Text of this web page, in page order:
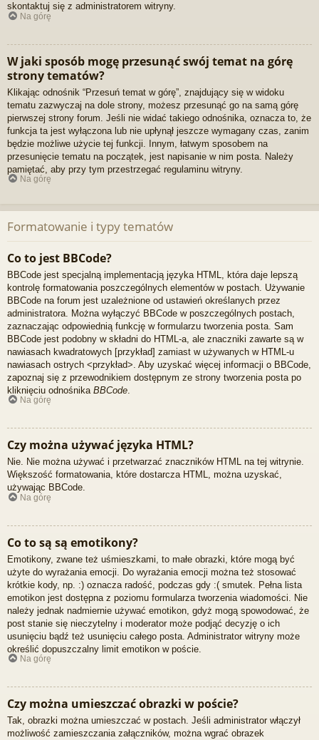
skontaktuj się z administratorem witryny.
Na górę
W jaki sposób mogę przesunąć swój temat na górę
strony tematów?
Klikając odnośnik “Przesuń temat w górę”, znajdujący się w widoku
tematu zazwyczaj na dole strony, możesz przesunąć go na samą górę
pierwszej strony forum. Jeśli nie widać takiego odnośnika, oznacza to, że
funkcja ta jest wyłączona lub nie upłynął jeszcze wymagany czas, zanim
będzie możliwe użycie tej funkcji. Innym, łatwym sposobem na
przesunięcie tematu na początek, jest napisanie w nim posta. Należy
pamiętać, aby przy tym przestrzegać regulaminu witryny.
Na górę
Formatowanie i typy tematów
Co to jest BBCode?
BBCode jest specjalną implementacją języka HTML, która daje lepszą
kontrolę formatowania poszczególnych elementów w postach. Używanie
BBCode na forum jest uzależnione od ustawień określanych przez
administratora. Można wyłączyć BBCode w poszczególnych postach,
zaznaczając odpowiednią funkcję w formularzu tworzenia posta. Sam
BBCode jest podobny w składni do HTML-a, ale znaczniki zawarte są w
nawiasach kwadratowych [przykład] zamiast w używanych w HTML-u
nawiasach ostrych <przykład>. Aby uzyskać więcej informacji o BBCode,
zapoznaj się z przewodnikiem dostępnym ze strony tworzenia posta po
kliknięciu odnośnika BBCode
Na górę
Czy można używać języka HTML?
Nie. Nie można używać i przetwarzać znaczników HTML na tej witrynie.
Większość formatowania, które dostarcza HTML, można uzyskać,
używając BBCode.
Na górę
Co to są są emotikony?
Emotikony, zwane też uśmieszkami, to małe obrazki, które mogą być
użyte do wyrażania emocji. Do wyrażania emocji można też stosować
krótkie kody, np. :) oznacza radość, podczas gdy :( smutek. Pełna lista
emotikon jest dostępna z poziomu formularza tworzenia wiadomości. Nie
należy jednak nadmiernie używać emotikon, gdyż mogą spowodować, że
post stanie się nieczytelny i moderator może podjąć decyzję o ich
usunięciu bądź też usunięciu całego posta. Administrator witryny może
określić dopuszczalny limit emotikon w poście.
Na górę
Czy można umieszczać obrazki w poście?
Tak, obrazki można umieszczać w postach. Jeśli administrator włączył
możliwość zamieszczania załączników, można wgrać obrazek